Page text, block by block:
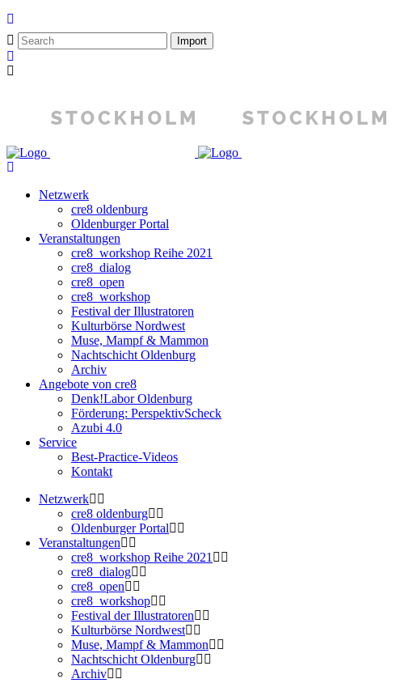
Netzwerk
cre8 oldenburg
Oldenburger Portal
Veranstaltungen
cre8_workshop Reihe 2021
cre8_dialog
cre8_open
cre8_workshop
Festival der Illustratoren
Kulturbörse Nordwest
Muse, Mampf & Mammon
Nachtschicht Oldenburg
Archiv
Angebote von cre8
Denk!Labor Oldenburg
Förderung: PerspektivScheck
Azubi 4.0
Service
Best-Practice-Videos
Kontakt
Netzwerk
cre8 oldenburg
Oldenburger Portal
Veranstaltungen
cre8_workshop Reihe 2021
cre8_dialog
cre8_open
cre8_workshop
Festival der Illustratoren
Kulturbörse Nordwest
Muse, Mampf & Mammon
Nachtschicht Oldenburg
Archiv